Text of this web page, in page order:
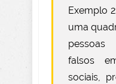
Exemplo
uma
falsos
sociais,